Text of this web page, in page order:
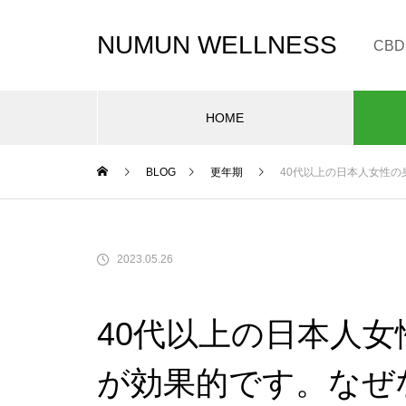
NUMUN WELLNESS
HOME
BLOG 更年期 40代以上の日本人女性の
2023.05.26
40代以上の日本人
が効果的です。なぜ